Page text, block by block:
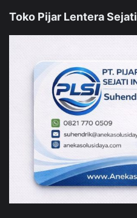
Toko Pijar Lentera Sejati